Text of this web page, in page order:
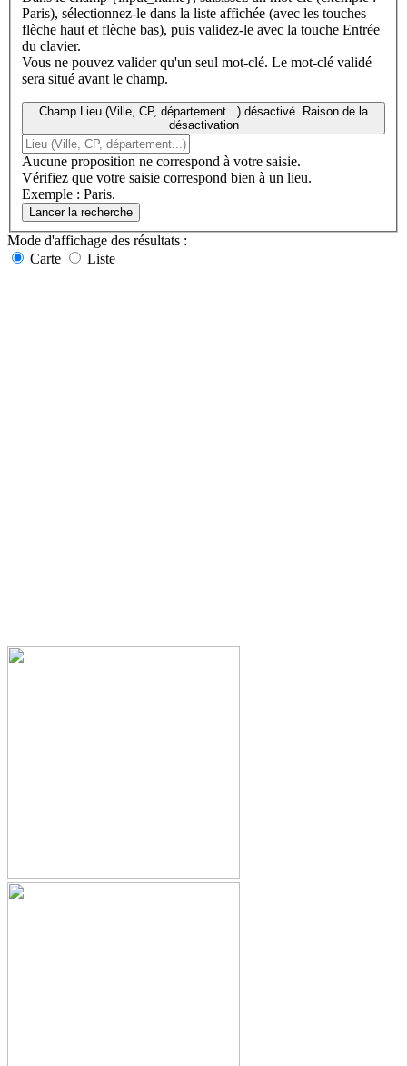
Paris), sélectionnez-le dans la liste affichée (avec les touches
flèche haut et flèche bas), puis validez-le avec la touche Entrée
du clavier.
Vous ne pouvez valider qu'un seul mot-clé. Le mot-clé validé
sera situé avant le champ.
Champ Lieu (Ville, CP, département...) désactivé. Raison de la
désactivation
Aucune proposition ne correspond à votre saisie.
Vérifiez que votre saisie correspond bien à un lieu.
Exemple : Paris.
Lancer la recherche
Mode d'affichage des résultats :
Carte
Liste